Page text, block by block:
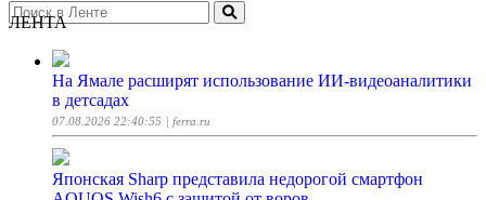
ЛЕНТА
На Ямале расширят использование ИИ-видеоаналитики
в детсадах
07.08.2026 22:40:55 | ferra.ru
Японская Sharp представила недорогой смартфон